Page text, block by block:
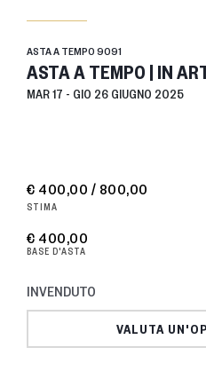
ASTA A TEMPO9091
ASTA A TEMPO | IN
MAR17 - GIO 26 GIUGNO 2025
€ 400,00 / 800,00
STIMA
€ 400,00
BASE D'ASTA
INVENDUTO
VALUTA